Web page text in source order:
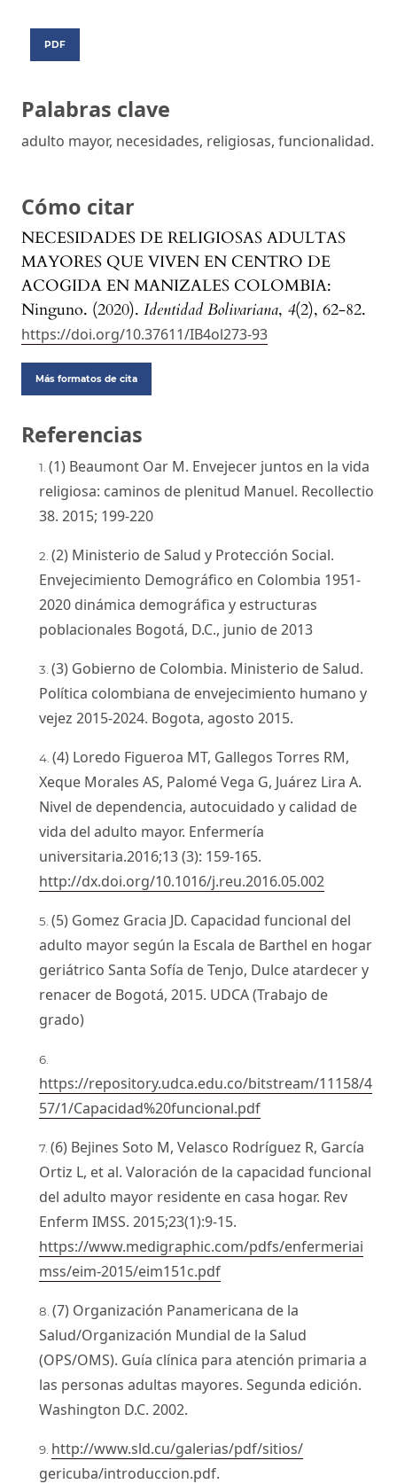
Palabras clave
adulto mayor, necesidades, religiosas, funcionalidad.
Cómo citar
NECESIDADES DE RELIGIOSAS ADULTAS
MAYORES QUE VIVEN EN CENTRO DE
ACOGIDA EN MANIZALES COLOMBIA:
Ninguno. (2020). Identidad Bolivariana, 4(2), 62-82.
https://doi.org/10.37611/IB4ol273-93
Más formatos de cita
PDF
Referencias
(1) Beaumont Oar M. Envejecer juntos en la vida
religiosa: caminos de plenitud Manuel. Recollectio
38. 2015; 199-220
(2) Ministerio de Salud y Protección Social.
Envejecimiento Demográfico en Colombia 1951-
2020 dinámica demográfica y estructuras
poblacionales Bogotá, D.C., junio de 2013
(3) Gobierno de Colombia. Ministerio de Salud.
Política colombiana de envejecimiento humano y
vejez 2015-2024. Bogota, agosto 2015.
(4) Loredo Figueroa MT, Gallegos Torres RM,
Xeque Morales AS, Palomé Vega G, Juárez Lira A.
Nivel de dependencia, autocuidado y calidad de
vida del adulto mayor. Enfermería
universitaria.2016;13 (3): 159-165.
http://dx.doi.org/10.1016/j.reu.2016.05.002
(5) Gomez Gracia JD. Capacidad funcional del
adulto mayor según la Escala de Barthel en hogar
geriátrico Santa Sofía de Tenjo, Dulce atardecer y
renacer de Bogotá, 2015. UDCA (Trabajo de
grado)
https://repository.udca.edu.co/bitstream/11158/4
57/1/Capacidad%20funcional.pdf
(6) Bejines Soto M, Velasco Rodríguez R, García
Ortiz L, et al. Valoración de la capacidad funcional
del adulto mayor residente en casa hogar. Rev
Enferm IMSS. 2015;23(1):9-15.
https://www.medigraphic.com/pdfs/enfermeriai
mss/eim-2015/eim151c.pdf
(7) Organización Panamericana de la
Salud/Organización Mundial de la Salud
(OPS/OMS). Guía clínica para atención primaria a
las personas adultas mayores. Segunda edición.
Washington D.C. 2002.
http://www.sld.cu/galerias/pdf/sitios/
gericuba/introduccion.pdf.